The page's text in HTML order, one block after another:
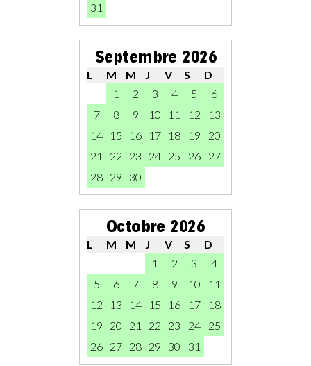
31
Septembre 2026
L M M J V S
D
1
2 3 4 5
6
7
8 9 10 11 12
13
14
15 16 17 18 19
20
21
22 23 24 25 26
27
28 29 30
Octobre 2026
L M M J V S
D
1
2 3
4
5
6 7 8 9 10
11
12
13 14 15 16 17
18
19
20 21 22 23 24
25
26 27 28 29 30 31